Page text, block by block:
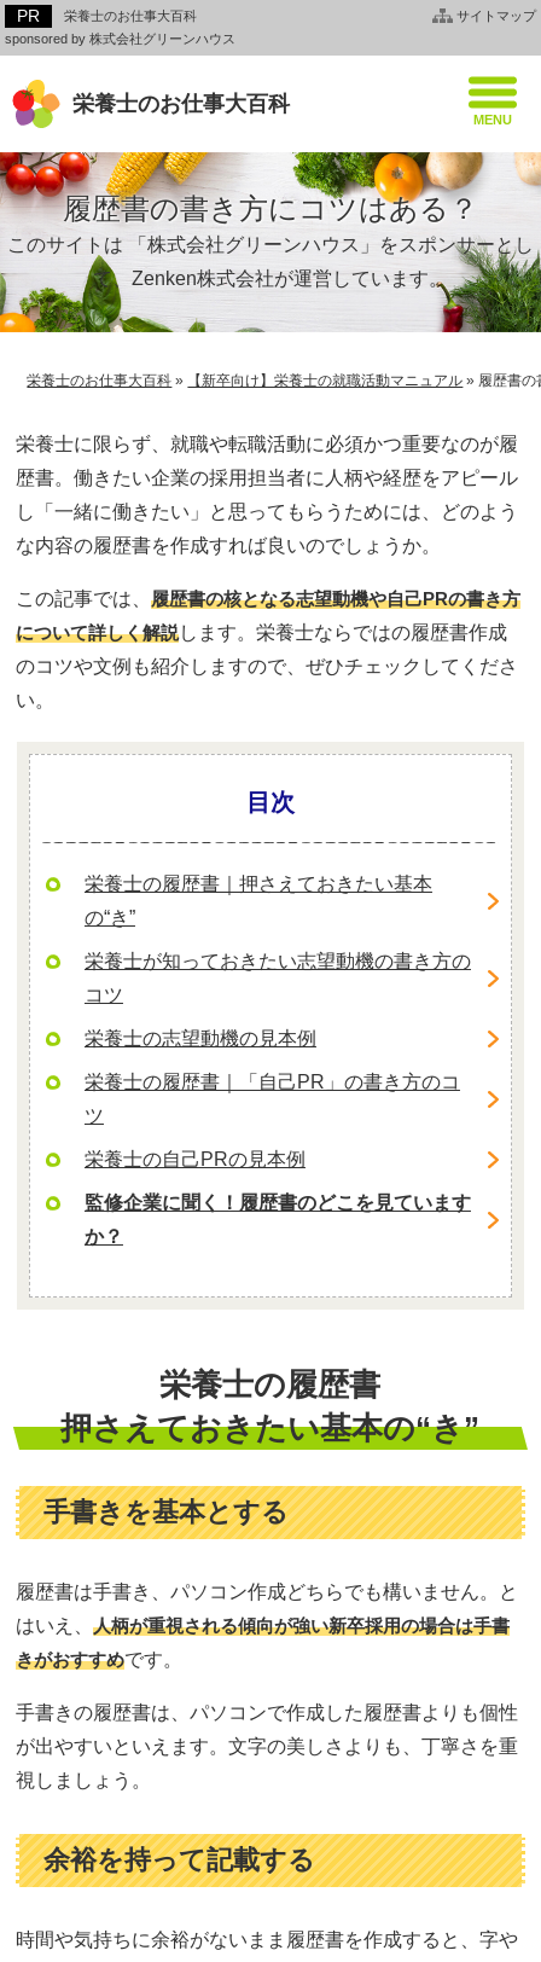
栄養士のお仕事大百科
sponsored by 株式会社グリーンハウス
サイトマップ
栄養士のお仕事大百科
履歴書の書き方にコツはある？
このサイトは 「株式会社グリーンハウス」をスポンサーとし
て、Zenken株式会社が運営しています。
栄養士のお仕事大百科 » 【新卒向け】栄養士の就職活動マニュアル » 履歴書の
栄養士に限らず、就職や転職活動に必須かつ重要なのが履
歴書。働きたい企業の採用担当者に人柄や経歴をアピール
し「一緒に働きたい」と思ってもらうためには、どのよう
な内容の履歴書を作成すれば良いのでしょうか。
この記事では、履歴書の核となる志望動機や自己PRの書き方
について詳しく解説します。栄養士ならではの履歴書作成
のコツや文例も紹介しますので、ぜひチェックしてくださ
い。
目次
栄養士の履歴書｜押さえておきたい基本
の“き”
栄養士が知っておきたい志望動機の書き方の
コツ
栄養士の志望動機の見本例
栄養士の履歴書｜「自己PR」の書き方のコ
ツ
栄養士の自己PRの見本例
監修企業に聞く！履歴書のどこを見ています
か？
栄養士の履歴書
押さえておきたい基本の“き”
手書きを基本とする
履歴書は手書き、パソコン作成どちらでも構いません。と
はいえ、人柄が重視される傾向が強い新卒採用の場合は手書
きがおすすめです。
手書きの履歴書は、パソコンで作成した履歴書よりも個性
が出やすいといえます。文字の美しさよりも、丁寧さを重
視しましょう。
余裕を持って記載する
時間や気持ちに余裕がないまま履歴書を作成すると、字や